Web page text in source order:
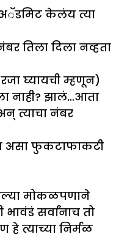
अॅडमिट केलंय त्या
तिला दिला नव्हता
घ्यायची म्हणून)
नाही? झालं…आता
त्याचा नंबर
असा फुकटाफाकटी
मोकळपणाने
सर्वांनाच तो
त्याच्या निर्मळ